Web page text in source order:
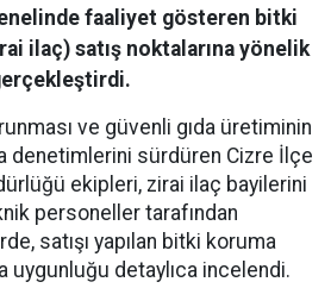
faaliyet gösteren bitki
ilaç) satış noktalarına yönelik
ve güvenli gıda üretiminin
denetimlerini sürdüren Cizre İlçe
ekipleri, zirai ilaç bayilerini
personeller tarafından
satışı yapılan bitki koruma
uygunluğu detaylıca incelendi.